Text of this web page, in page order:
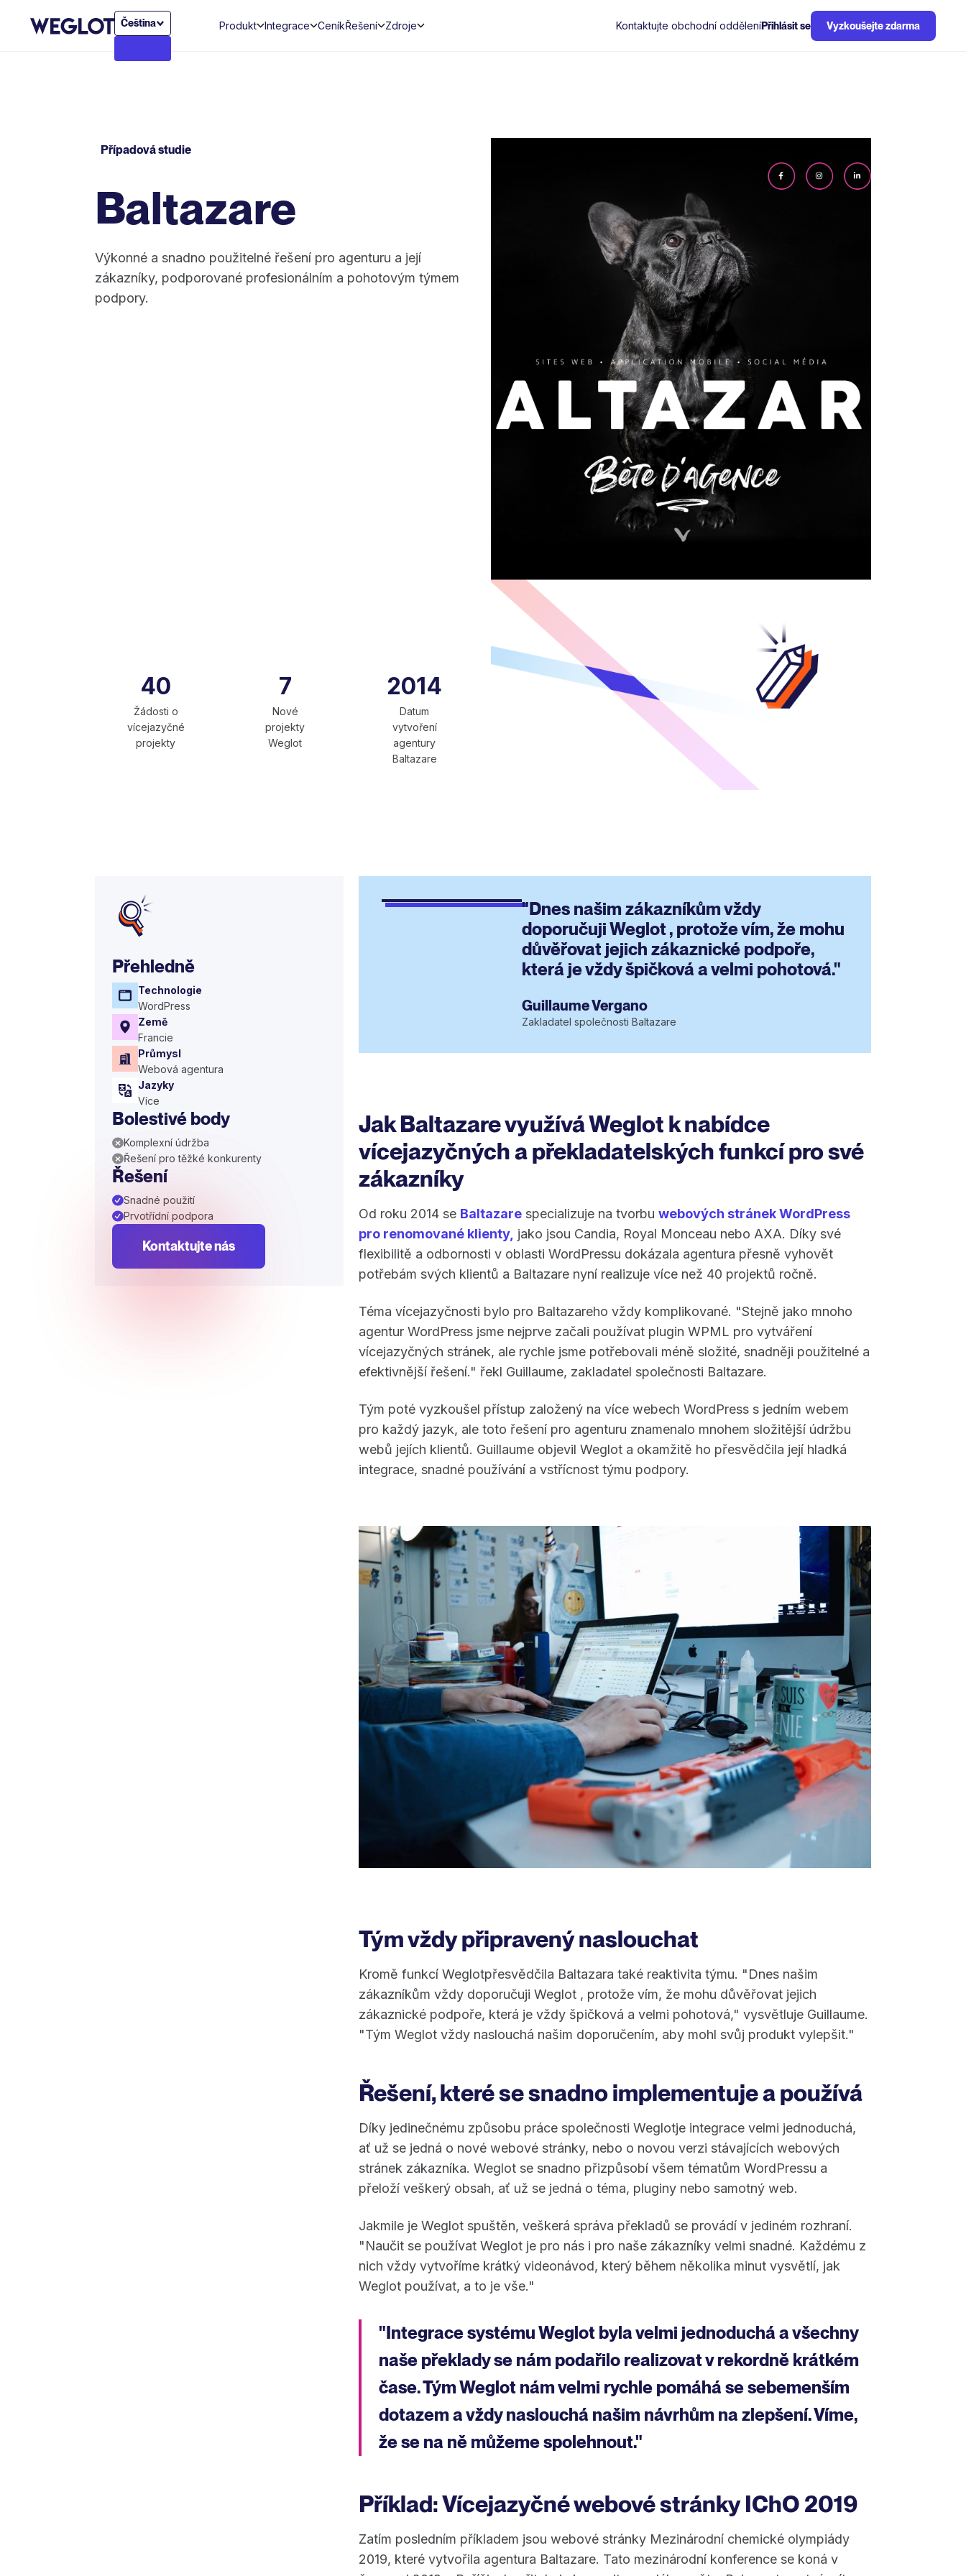
Čeština Produkt Integrace CeníkŘešení Zdroje Kontaktujte obchodní odděleníPřihlásit se Vyzkoušejte zdarma
Případová studie
Baltazare
Výkonné a snadno použitelné řešení pro agenturu a její
zákazníky, podporované profesionálním a pohotovým týmem
podpory.
40
Žádosti o
vícejazyčné
projekty
7
Nové
projekty
Weglot
2014
Datum
vytvoření
agentury
Baltazare
Přehledně
Technologie
WordPress
Země
Francie
Průmysl
Webová agentura
Jazyky
Více
Bolestivé body
Komplexní údržba
Řešení pro těžké konkurenty
Řešení
Snadné použití
Prvotřídní podpora
Kontaktujte nás
"Dnes našim zákazníkům vždy
doporučuji Weglot , protože vím, že mohu
důvěřovat jejich zákaznické podpoře,
která je vždy špičková a velmi pohotová."
Guillaume Vergano
Zakladatel společnosti Baltazare
Jak Baltazare využívá Weglot k nabídce
vícejazyčných a překladatelských funkcí pro své
zákazníky
Od roku 2014 se Baltazare specializuje na tvorbuwebových stránek WordPress
pro renomované klienty, jako jsou Candia, Royal Monceau nebo AXA. Díky své
flexibilitě a odbornosti v oblasti WordPressu dokázala agentura přesně vyhovět
potřebám svých klientů a Baltazare nyní realizuje více než 40 projektů ročně.
Téma vícejazyčnosti bylo pro Baltazareho vždy komplikované. "Stejně jako mnoho
agentur WordPress jsme nejprve začali používat plugin WPML pro vytváření
vícejazyčných stránek, ale rychle jsme potřebovali méně složité, snadněji použitelné a
efektivnější řešení." řekl Guillaume, zakladatel společnosti Baltazare.
Tým poté vyzkoušel přístup založený na více webech WordPress s jedním webem
pro každý jazyk, ale toto řešení pro agenturu znamenalo mnohem složitější údržbu
webů jejích klientů. Guillaume objevil Weglot a okamžitě ho přesvědčila její hladká
integrace, snadné používání a vstřícnost týmu podpory.
Tým vždy připravený naslouchat
Kromě funkcí Weglotpřesvědčila Baltazara také reaktivita týmu. "Dnes našim
zákazníkům vždy doporučuji Weglot , protože vím, že mohu důvěřovat jejich
zákaznické podpoře, která je vždy špičková a velmi pohotová," vysvětluje Guillaume.
"Tým Weglot vždy naslouchá našim doporučením, aby mohl svůj produkt vylepšit."
Řešení, které se snadno implementuje a používá
Díky jedinečnému způsobu práce společnosti Weglotje integrace velmi jednoduchá,
ať už se jedná o nové webové stránky, nebo o novou verzi stávajících webových
stránek zákazníka. Weglot se snadno přizpůsobí všem tématům WordPressu a
přeloží veškerý obsah, ať už se jedná o téma, pluginy nebo samotný web.
Jakmile je Weglot spuštěn, veškerá správa překladů se provádí v jediném rozhraní.
"Naučit se používat Weglot je pro nás i pro naše zákazníky velmi snadné. Každému z
nich vždy vytvoříme krátký videonávod, který během několika minut vysvětlí, jak
Weglot používat, a to je vše."
"Integrace systému Weglot byla velmi jednoduchá a všechny
naše překlady se nám podařilo realizovat v rekordně krátkém
čase. Tým Weglot nám velmi rychle pomáhá se sebemenším
dotazem a vždy naslouchá našim návrhům na zlepšení. Víme,
že se na ně můžeme spolehnout."
Příklad: Vícejazyčné webové stránky IChO 2019
Zatím posledním příkladem jsou webové stránky Mezinárodní chemické olympiády
2019, které vytvořila agentura Baltazare. Tato mezinárodní konference se koná v